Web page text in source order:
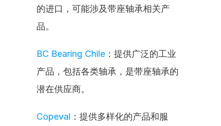
的进口，可能涉及带座轴承相关产
品。
BC Bearing Chile ：提供广泛的工业
产品，包括各类轴承，是带座轴承的
潜在供应商。
Copeval ：提供多样化的产品和服